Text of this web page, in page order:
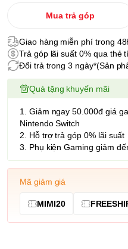
Mua trả góp
Giao hàng miễn phí trong
Trả góp lãi suất 0% qua thẻ
Đổi trả trong 3 ngày*(Sản
Quà tặng khuyến mãi
1. Giảm ngay 50.000đ giá
Nintendo Switch
2. Hỗ trợ trả góp 0% lãi suất
3. Phụ kiện Gaming giảm
Mã giảm giá
MIMI20